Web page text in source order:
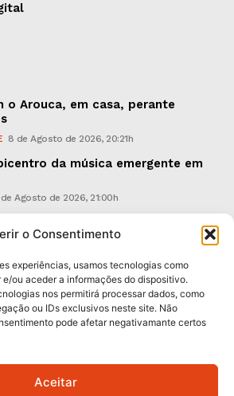
o Consentimento
experiências, usamos tecnologias como
ou aceder a informações do dispositivo.
nos permitirá processar dados, como
ou IDs exclusivos neste site. Não
pode afetar negativamante certos
Aceitar
o Arouca, em casa, perante
8 de Agosto de 2026, 20:21h
da música emergente em
Agosto de 2026, 21:00h
QUERO ADERIR